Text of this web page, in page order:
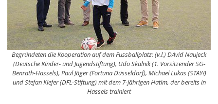
Begründeten die Kooperation auf dem Fussballplatz: (v.l.) DAvid Naujeck
(Deutsche Kinder- und Jugendstiftung), Udo Skalnik (1. Vorsitzender SG-
Benrath-Hassels), Paul Jäger (Fortuna Düsseldorf), Michael Lukas (STAY!)
und Stefan Kiefer (DFL-Stiftung) mit dem 7-jährigen Hatim, der bereits in
Hassels trainiert